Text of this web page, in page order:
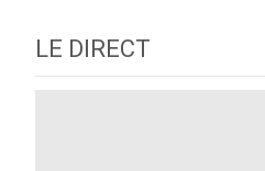
LE DIRECT